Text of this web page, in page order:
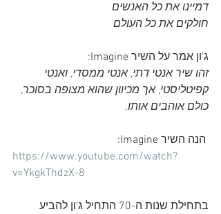
דמיינו את כל האנשים
חולקים את כל העולם
ג'ון אמר על השיר Imagine:
זהו שיר אנטי דתי, אנטי ממסדי, ואנטי
קפיטליסטי, אך מכיוון שהוא מצופה בסוכר,
כולם אוהבים אותו.
https://www.youtube.com/watch?
v=YkgkThdzX-8
בתחילת שנות ה-70 התחיל ג'ון להביע